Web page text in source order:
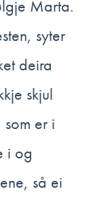
Marta.
syter
deira
skjul
er i
i og
så ei